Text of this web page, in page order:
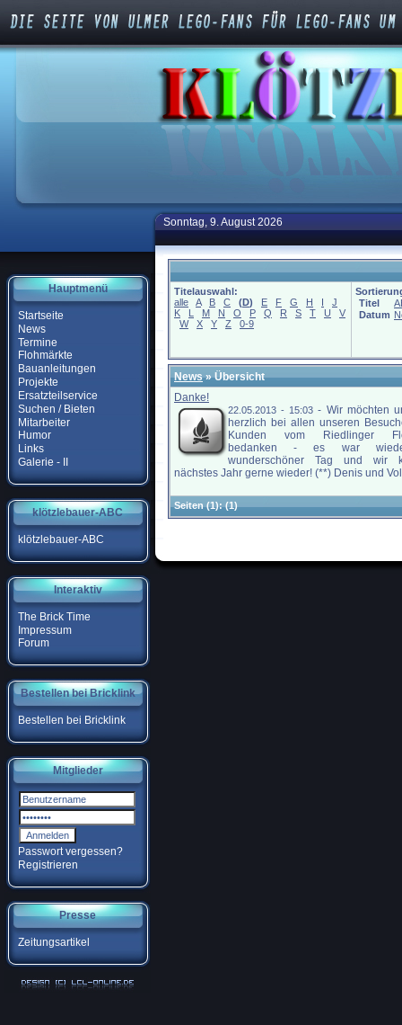
Hauptmenü
Startseite
News
Termine
Flohmärkte
Bauanleitungen
Projekte
Ersatzteilservice
Suchen / Bieten
Mitarbeiter
Humor
Links
Galerie - II
klötzlebauer-ABC
klötzlebauer-ABC
Interaktiv
The Brick Time
Impressum
Forum
Bestellen bei Bricklink
Bestellen bei Bricklink
Mitglieder
Passwort vergessen?
Registrieren
Presse
Zeitungsartikel
Sonntag, 9. August 2026
Titelauswahl:
alle
A B C (D) E F G H I
J
K
L M N O P Q R S T U
V
W
X Y Z 0-9
Titel
Datum
News» Übersicht
Danke!
22.05.2013 - 15:03 - Wir möchten
herzlich bei allen unseren
Kunden vom Riedlinger
bedanken - es war
wunderschöner Tag und wir
nächstes Jahr gerne wieder! (**) Denis und
Seiten(1):(1)